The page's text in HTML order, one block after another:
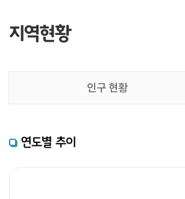
지역현황
인구 현황
연도별 추이